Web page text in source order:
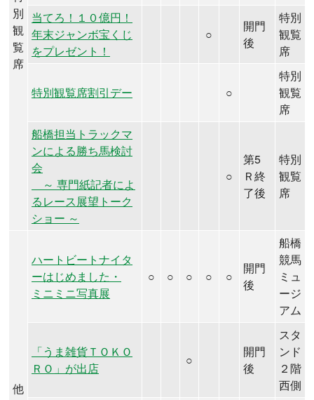
別
観
覧
席
当てろ！１０億円！
年末ジャンボ宝くじ
をプレゼント！
○
開門
後
特別
観覧
席
特別観覧席割引デー ○
特別
観覧
席
船橋担当トラックマ
ンによる勝ち馬検討
会
～ 専門紙記者によ
るレース展望トーク
ショー ～
○
第5
Ｒ終
了後
特別
観覧
席
他
ハートビートナイタ
ーはじめました・
ミニミニ写真展
○ ○ ○ ○ ○
開門
後
船橋
競馬
ミュ
ージ
アム
「うま雑貨ＴＯＫＯ
ＲＯ」が出店
○
開門
後
スタ
ンド
２階
西側